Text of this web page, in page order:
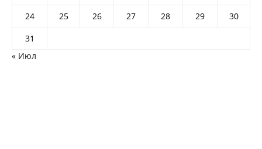
24
25 26 27 28 29
30
31
« Июл